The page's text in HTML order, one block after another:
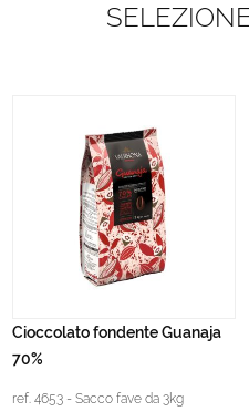
Cioccolato fondente Guanaja
70%
ref. 4653 - Sacco fave da 3kg